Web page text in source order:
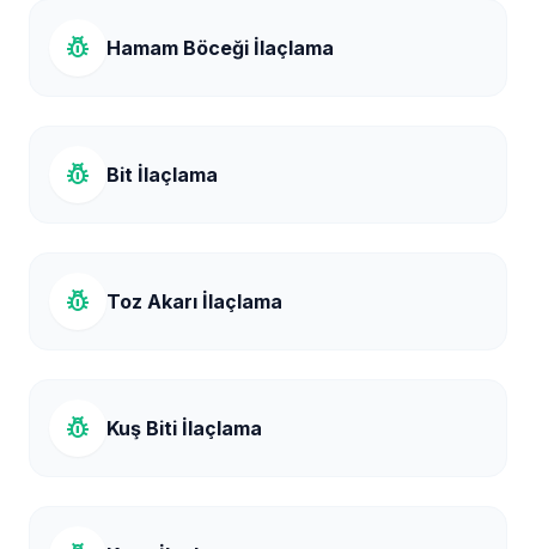
pest_control Hamam Böceği İlaçlama
pest_control Bit İlaçlama
pest_control Toz Akarı İlaçlama
pest_control Kuş Biti İlaçlama